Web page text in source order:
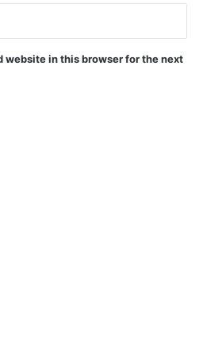
website in this browser for the next